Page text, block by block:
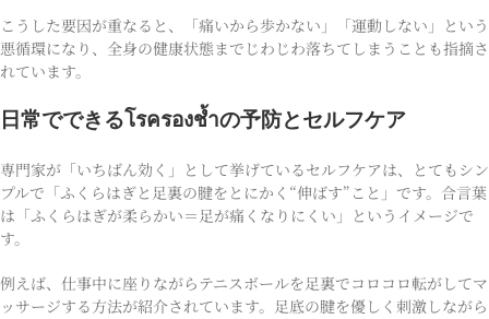
こうした要因が重なると、「痛いから歩かない」「運動しない」という
悪循環になり、全身の健康状態までじわじわ落ちてしまうことも指摘さ
れています。
日常でできるโรครองช้ำの予防とセルフケア
専門家が「いちばん効く」として挙げているセルフケアは、とてもシン
プルで「ふくらはぎと足裏の腱をとにかく“伸ばす”こと」です。合言葉
は「ふくらはぎが柔らかい＝足が痛くなりにくい」というイメージで
す。
例えば、仕事中に座りながらテニスボールを足裏でコロコロ転がしてマ
ッサージする方法が紹介されています。足底の腱を優しく刺激しながら